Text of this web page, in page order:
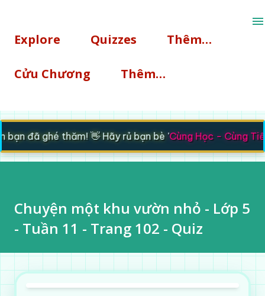
Explore Quizzes Thêm…
Cửu Chương Thêm…
đã ghé thăm! 👋 Hãy rủ bạn bè 'Cùng Học - Cùng Tiến
Chuyện một khu vườn nhỏ - Lớp 5
- Tuần 11 - Trang 102 - Quiz